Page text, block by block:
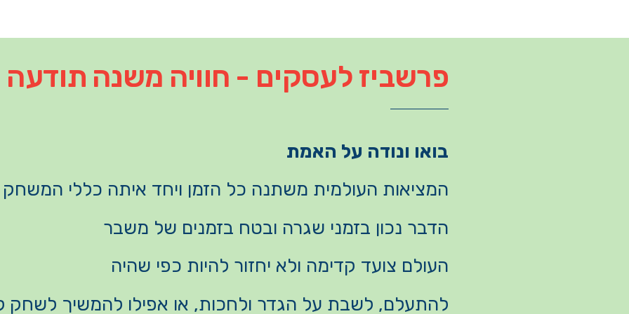
פרשביז לעסקים - חוויה משנה תודעה
בואו ונודה על האמת
המציאות העולמית משתנה כל הזמן ויחד איתה כללי המשחק
הדבר נכון בזמני שגרה ובטח בזמנים של משבר
העולם צועד קדימה ולא יחזור להיות כפי שהיה
להתעלם, לשבת על הגדר ולחכות, או אפילו להמשיך לשחק